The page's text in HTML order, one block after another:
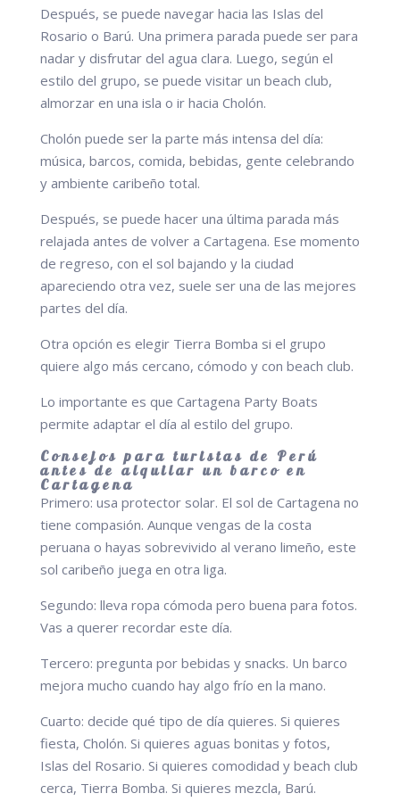
Después, se puede navegar hacia las Islas del
Rosario o Barú. Una primera parada puede ser para
nadar y disfrutar del agua clara. Luego, según el
estilo del grupo, se puede visitar un beach club,
almorzar en una isla o ir hacia Cholón.
Cholón puede ser la parte más intensa del día:
música, barcos, comida, bebidas, gente celebrando
y ambiente caribeño total.
Después, se puede hacer una última parada más
relajada antes de volver a Cartagena. Ese momento
de regreso, con el sol bajando y la ciudad
apareciendo otra vez, suele ser una de las mejores
partes del día.
Otra opción es elegir Tierra Bomba si el grupo
quiere algo más cercano, cómodo y con beach club.
Lo importante es que Cartagena Party Boats
permite adaptar el día al estilo del grupo.
Consejos para turistas de Perú
antes de alquilar un barco en
Cartagena
Primero: usa protector solar. El sol de Cartagena no
tiene compasión. Aunque vengas de la costa
peruana o hayas sobrevivido al verano limeño, este
sol caribeño juega en otra liga.
Segundo: lleva ropa cómoda pero buena para fotos.
Vas a querer recordar este día.
Tercero: pregunta por bebidas y snacks. Un barco
mejora mucho cuando hay algo frío en la mano.
Cuarto: decide qué tipo de día quieres. Si quieres
fiesta, Cholón. Si quieres aguas bonitas y fotos,
Islas del Rosario. Si quieres comodidad y beach club
cerca, Tierra Bomba. Si quieres mezcla, Barú.